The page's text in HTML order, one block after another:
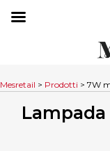
Mesretail > Prodotti > 7W